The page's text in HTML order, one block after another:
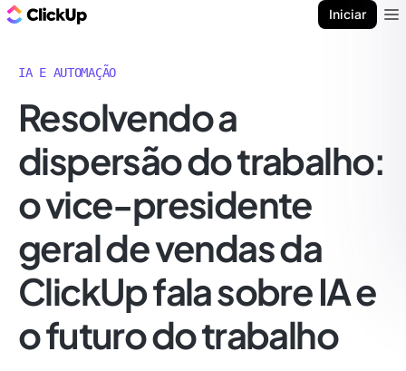
Iniciar
IA E AUTOMAÇÃO
Resolvendo a
dispersão do trabalho:
o vice-presidente
geral de vendas da
ClickUp fala sobre IA e
o futuro do trabalho